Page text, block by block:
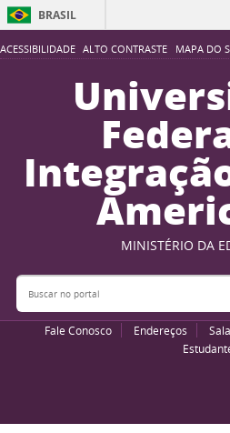
ACESSIBILIDADE ALTO CONTRASTE MAPA DO
BRASIL
MINISTÉRIO DA
Buscar no portal
Fale Conosco Endereços